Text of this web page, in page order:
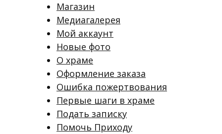
Магазин
Медиагалерея
Мой аккаунт
Новые фото
О храме
Оформление заказа
Ошибка пожертвования
Первые шаги в храме
Подать записку
Помочь Приходу